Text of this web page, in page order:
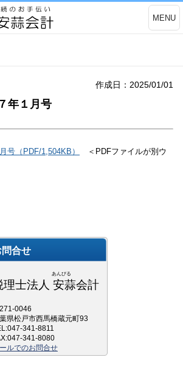
MENU
作成日：2025/01/01
年１月号
（PDF/1,504KB）
＜PDFファイルが別ウ
問合せ
んびる
理士法人 安蒜会計
0046
県松戸市西馬橋蔵元町93
341-8811
341-8080
ルでのお問合せ